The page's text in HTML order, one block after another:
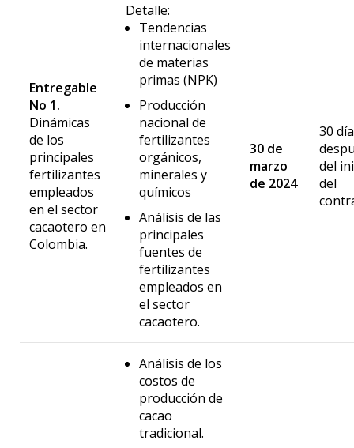
Entregable
No 1.
Dinámicas
de los
principales
fertilizantes
empleados
en el sector
cacaotero en
Colombia.
Detalle:
Tendencias
internacionales
de materias
primas (NPK)
Producción
nacional de
fertilizantes
orgánicos,
minerales y
químicos
Análisis de las
principales
fuentes de
fertilizantes
empleados en
el sector
cacaotero.
30 de
marzo
de 2024
30
del
del
Análisis de los
costos de
producción de
cacao
tradicional.